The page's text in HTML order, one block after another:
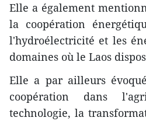
Elle a également
la coopération
l'hydroélectricité et les
domaines où le Laos
Elle a par ailleurs
coopération dans
technologie, la